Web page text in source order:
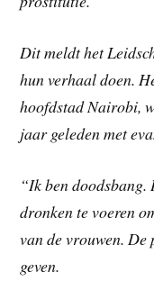
Dit meldt het
hun verhaal doen.
hoofdstad Nairobi,
jaar geleden met
“Ik ben
dronken te voeren
van de vrouwen.
geven.